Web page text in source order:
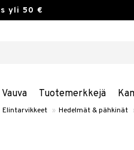
yli 50 €
Tuotemerkkejä
Elintarvikkeet » Hedelmät & pähkinät